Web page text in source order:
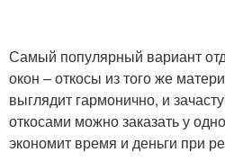
Самый популярный вариант
окон – откосы из того же
выглядит гармонично, и
откосами можно заказать у
экономит время и деньги при